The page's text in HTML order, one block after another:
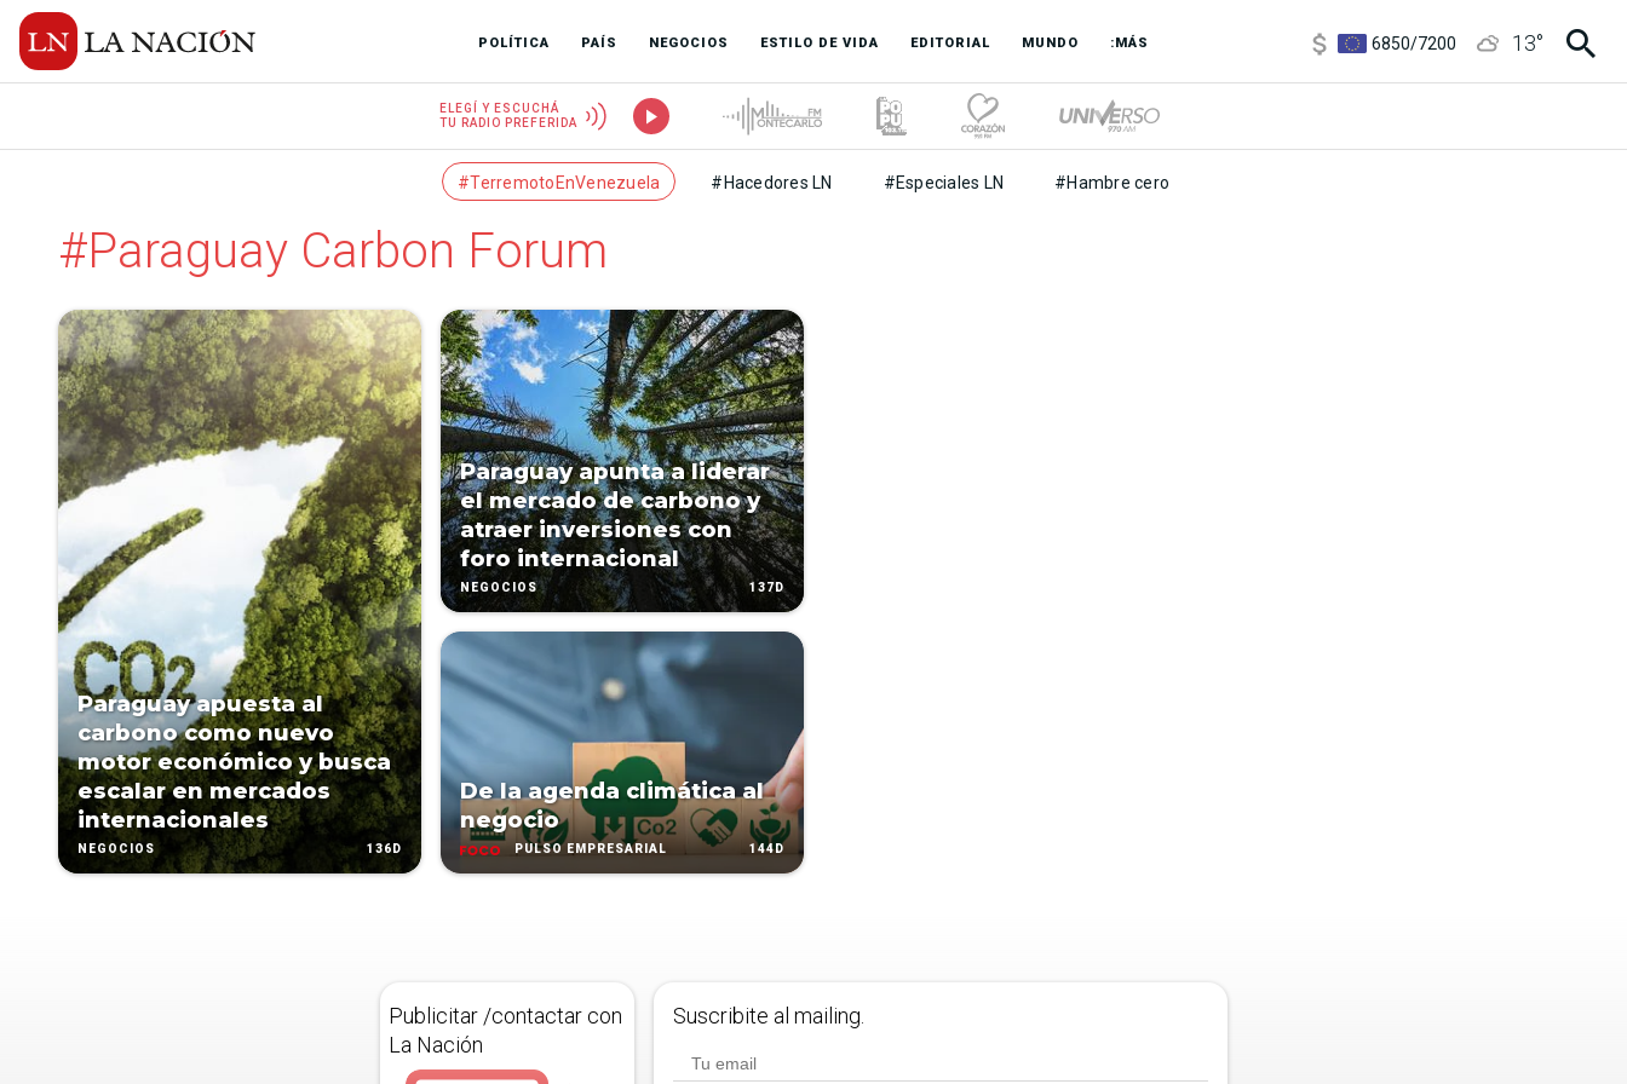
POLÍTICA PAÍS NEGOCIOS ESTILO DE VIDA EDITORIAL MUNDO :MÁS
6850/7200
13°
ELEGÍ Y ESCUCHÁ
TU RADIO PREFERIDA
#TerremotoEnVenezuela #Hacedores LN #Especiales LN #Hambre cero
#Paraguay Carbon Forum
Paraguay apuesta al
carbono como nuevo
motor económico y busca
escalar en mercados
internacionales
NEGOCIOS 136D
Paraguay apunta a liderar
el mercado de carbono y
atraer inversiones con
foro internacional
NEGOCIOS 137D
De la agenda climática al
negocio
PULSO EMPRESARIAL 144D
Publicitar /contactar con
La Nación
Suscribite al mailing.